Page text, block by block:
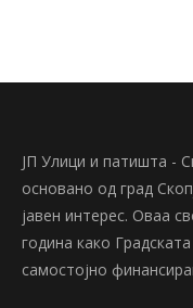
ЈП Улици и патишта -
основано од град
јавен интерес. Оваа
година како
самостојно